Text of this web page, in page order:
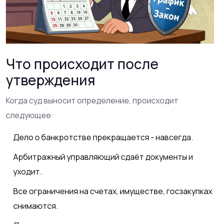
Что происходит после
утверждения
Когда суд выносит определение, происходит
следующее:
Дело о банкротстве прекращается - навсегда.
Арбитражный управляющий сдаёт документы и
уходит.
Все ограничения на счетах, имуществе, госзакупках
снимаются.